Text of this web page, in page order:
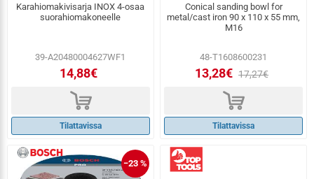
Karahiomakivisarja INOX 4-osaa
suorahiomakoneelle
39-A20480004627WF1
14,88€
d
Tilattavissa
Conical sanding bowl for
metal/cast iron 90 x 110 x 55 mm,
M16
48-T1608600231
13,28€ 17,27€
d
Tilattavissa
−23 %